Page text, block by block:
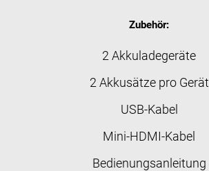
Zubehör:
2 Akkuladegeräte
2 Akkusätze pro Gerät
USB-Kabel
Mini-HDMI-Kabel
Bedienungsanleitung